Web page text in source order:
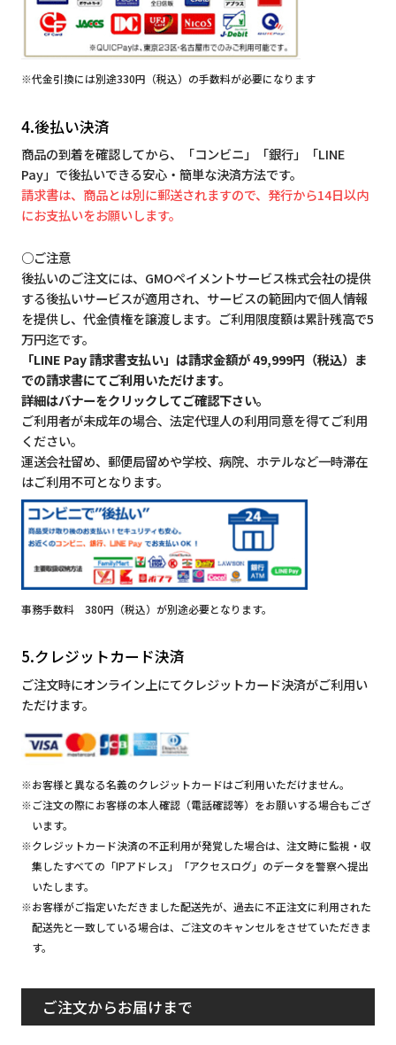
※代金引換には別途330円（税込）の手数料が必要になります
4.後払い決済
商品の到着を確認してから、「コンビニ」「銀行」「LINE
Pay」で後払いできる安心・簡単な決済方法です。
請求書は、商品とは別に郵送されますので、発行から14日以内
にお支払いをお願いします。
○ご注意
後払いのご注文には、GMOペイメントサービス株式会社の提供
する後払いサービスが適用され、サービスの範囲内で個人情報
を提供し、代金債権を譲渡します。ご利用限度額は累計残高で5
万円迄です。
「LINE Pay 請求書支払い」は請求金額が 49,999円（税込）ま
での請求書にてご利用いただけます。
詳細はバナーをクリックしてご確認下さい。
ご利用者が未成年の場合、法定代理人の利用同意を得てご利用
ください。
運送会社留め、郵便局留めや学校、病院、ホテルなど一時滞在
はご利用不可となります。
事務手数料 380円（税込）が別途必要となります。
5.クレジットカード決済
ご注文時にオンライン上にてクレジットカード決済がご利用い
ただけます。
※お客様と異なる名義のクレジットカードはご利用いただけません。
※ご注文の際にお客様の本人確認（電話確認等）をお願いする場合もござ
います。
※クレジットカード決済の不正利用が発覚した場合は、注文時に監視・収
集したすべての「IPアドレス」「アクセスログ」のデータを警察へ提出
いたします。
※お客様がご指定いただきました配送先が、過去に不正注文に利用された
配送先と一致している場合は、ご注文のキャンセルをさせていただきま
す。
ご注文からお届けまで